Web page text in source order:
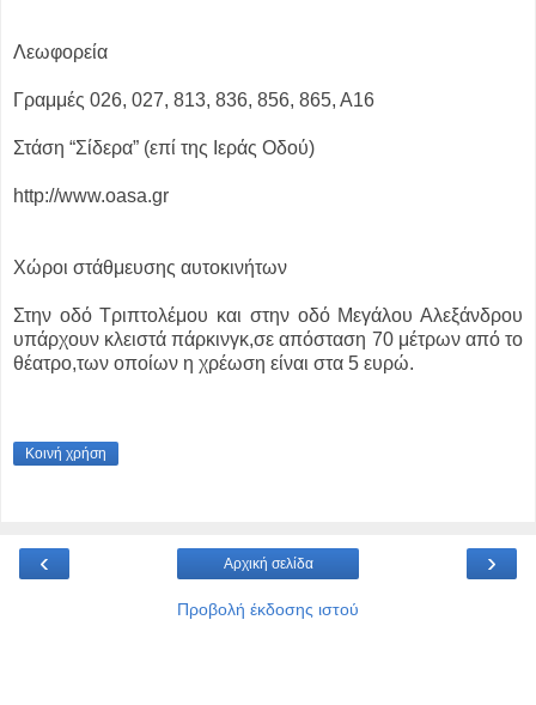
Λεωφορεία
Γραμμές 026, 027, 813, 836, 856, 865, Α16
Στάση “Σίδερα” (επί της Ιεράς Οδού)
http://www.oasa.gr
Χώροι στάθμευσης αυτοκινήτων
Στην οδό Τριπτολέμου και στην οδό Μεγάλου Αλεξάνδρου
υπάρχουν κλειστά πάρκινγκ,σε απόσταση 70 μέτρων από το
θέατρο,των οποίων η χρέωση είναι στα 5 ευρώ.
Κοινή χρήση
‹ ›
Αρχική σελίδα
Προβολή έκδοσης ιστού